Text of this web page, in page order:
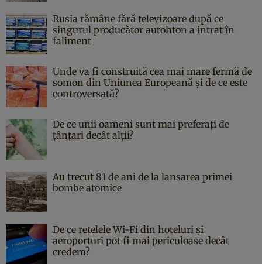
Rusia rămâne fără televizoare după ce
singurul producător autohton a intrat în
faliment
Unde va fi construită cea mai mare fermă de
somon din Uniunea Europeană și de ce este
controversată?
De ce unii oameni sunt mai preferați de
țânțari decât alții?
Au trecut 81 de ani de la lansarea primei
bombe atomice
De ce rețelele Wi-Fi din hoteluri și
aeroporturi pot fi mai periculoase decât
credem?